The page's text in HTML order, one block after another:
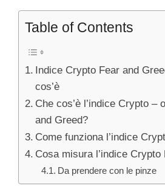
Table of Contents
Indice Crypto Fear and
cos’è
Che cos’è l’indice Crypto –
and Greed?
Come funziona l’indice
Cosa misura l’indice Crypto
Da prendere con le pinze